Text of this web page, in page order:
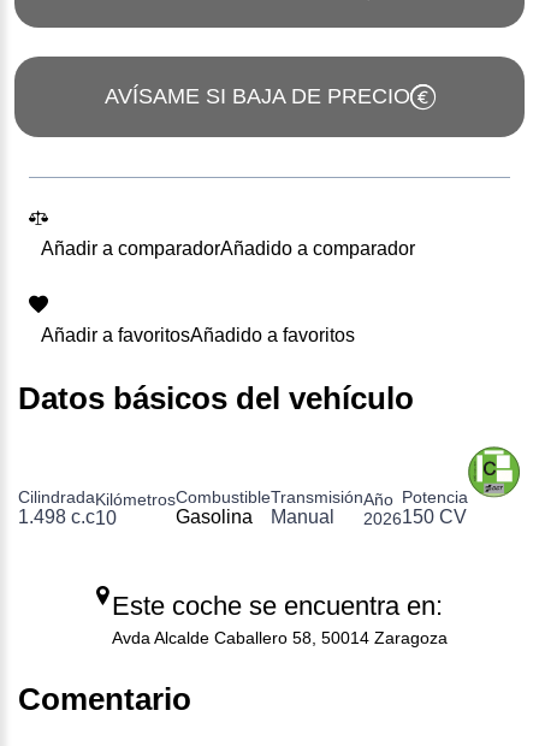
AVÍSAME SI BAJA DE PRECIO
Añadir a comparadorAñadido a comparador
Añadir a favoritosAñadido a favoritos
Datos básicos del vehículo
Cilindrada
1.498 c.c
Kilómetros
10
Combustible
Gasolina
Transmisión
Manual
Año
2026
Potencia
150 CV
Este coche se encuentra en:
Avda Alcalde Caballero 58, 50014 Zaragoza
Comentario